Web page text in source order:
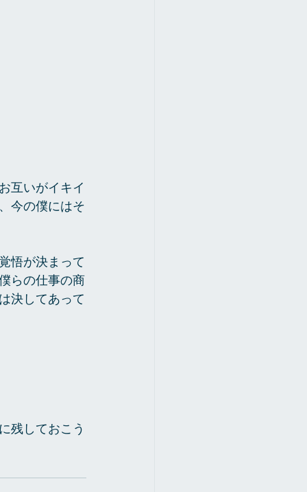
互いがイキイ
今の僕にはそ
悟が決まって
らの仕事の商
決してあって
残しておこう